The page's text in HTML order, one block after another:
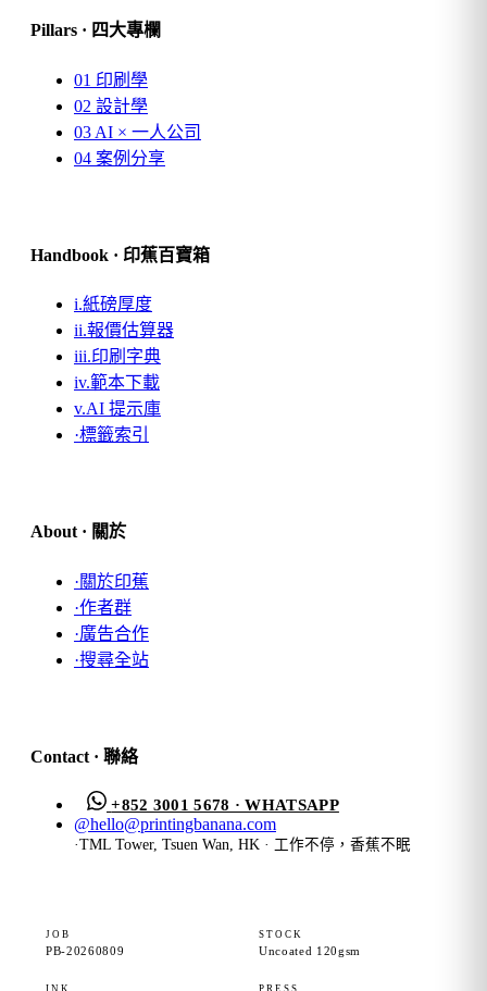
Pillars · 四大專欄
01 印刷學
02 設計學
03 AI × 一人公司
04 案例分享
Handbook · 印蕉百寶箱
i.紙磅厚度
ii.報價估算器
iii.印刷字典
iv.範本下載
v.AI 提示庫
·標籤索引
About · 關於
·關於印蕉
·作者群
·廣告合作
·搜尋全站
Contact · 聯絡
+852 3001 5678 · WHATSAPP
@hello@printingbanana.com
·TML Tower, Tsuen Wan, HK · 工作不停，香蕉不眠
JOB
PB-20260809
STOCK
Uncoated 120gsm